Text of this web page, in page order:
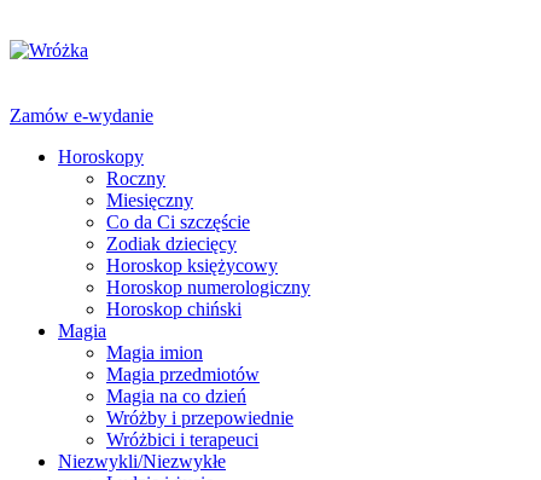
Zamów e-wydanie
Horoskopy
Roczny
Miesięczny
Co da Ci szczęście
Zodiak dziecięcy
Horoskop księżycowy
Horoskop numerologiczny
Horoskop chiński
Magia
Magia imion
Magia przedmiotów
Magia na co dzień
Wróżby i przepowiednie
Wróżbici i terapeuci
Niezwykli/Niezwykłe